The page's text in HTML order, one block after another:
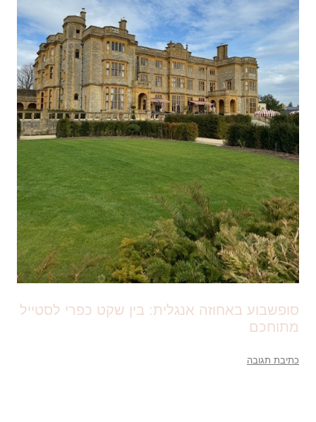
סופשבוע באחוזה אנגלית: בין שקט כפרי לסטייל
מתוחכם
כתיבת תגובה